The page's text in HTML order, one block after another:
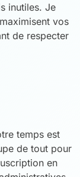
inutiles. Je
vos
de respecter
temps est
de tout pour
en